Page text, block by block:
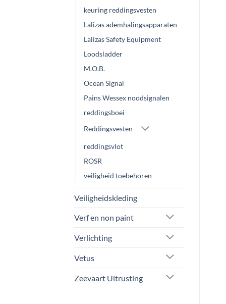
keuring reddingsvesten
Lalizas ademhalingsapparaten
Lalizas Safety Equipment
Loodsladder
M.O.B.
Ocean Signal
Pains Wessex noodsignalen
reddingsboei
Reddingsvesten
reddingsvlot
ROSR
veiligheid toebehoren
Veiligheidskleding
Verf en non paint
Verlichting
Vetus
Zeevaart Uitrusting